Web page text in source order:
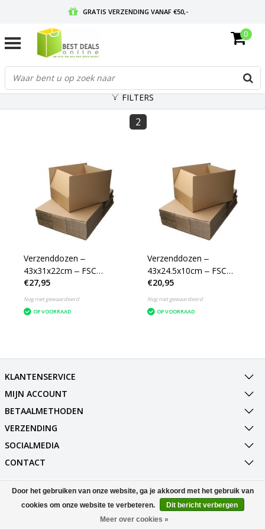
GRATIS VERZENDING VANAF €50,-
GRATIS RETOURNEREN EN 30 DAGEN BEDENKTIJD
0
FILTERS
2
Verzenddozen ‒
43x31x22cm ‒ FSC
Gerecycled karton 25
dozen
€27,95
Nog niet gewaardeerd
OP VOORRAAD
Verzenddozen ‒
43x24.5x10cm ‒ FSC
Gerecycled karton 25
dozen
€20,95
Nog niet gewaardeerd
OP VOORRAAD
KLANTENSERVICE
MIJN ACCOUNT
BETAALMETHODEN
VERZENDING
SOCIALMEDIA
CONTACT
© Copyright 2026 Best Deals Online BV Powered byLightspeed
All rights reserved byInStijl Media
Door het gebruiken van onze website, ga je akkoord met het gebruik van
cookies om onze website te verbeteren.
Dit bericht verbergen
Meer over cookies »